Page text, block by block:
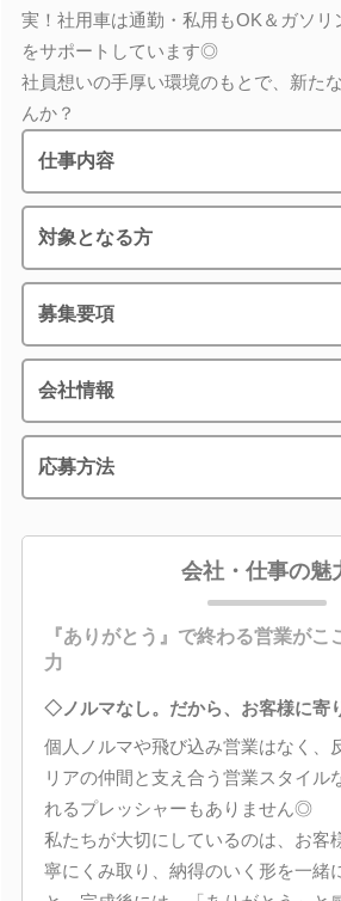
実！社用車は通勤・私用もOK＆ガソリ
をサポートしています◎
社員想いの手厚い環境のもとで、新た
んか？
仕事内容
対象となる方
募集要項
会社情報
応募方法
会社・仕事の魅
『ありがとう』で終わる営業がこ
力
◇ノルマなし。だから、お客様に寄
個人ノルマや飛び込み営業はなく、
リアの仲間と支え合う営業スタイル
れるプレッシャーもありません◎
私たちが大切にしているのは、お客
寧にくみ取り、納得のいく形を一緒